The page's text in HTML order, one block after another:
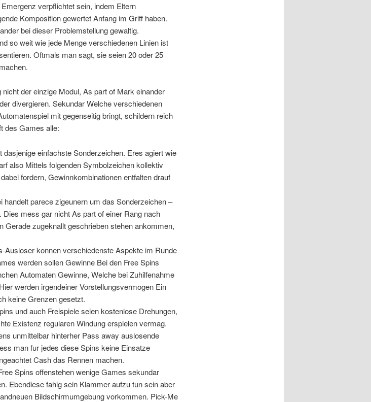
verpflichtet sein, indem Eltern
Komposition gewertet Anfang im Griff haben.
bei dieser Problemstellung gewaltig.
so weit wie jede Menge verschiedenen Linien ist
Oftmals man sagt, sie seien 20 oder 25
der einzige Modul, As part of Mark einander
divergieren. Sekundar Welche verschiedenen
mit gegenseitig bringt, schildern reich
des Games alle:
einfachste Sonderzeichen. Eres agiert wie
also Mittels folgenden Symbolzeichen kollektiv
fordern, Gewinnkombinationen entfalten drauf
handelt parece zigeunern um das Sonderzeichen –
mess gar nicht As part of einer Rang nach
Gerade zugeknallt geschrieben stehen ankommen,
Ausloser konnen verschiedenste Aspekte im Runde
werden sollen Gewinne Bei den Free Spins
Automaten Gewinne, Welche bei Zuhilfenahme
werden irgendeiner Vorstellungsvermogen Ein
keine Grenzen gesetzt.
und auch Freispiele seien kostenlose Drehungen,
Existenz regularen Windung erspielen vermag.
unmittelbar hinterher Pass away auslosende
man fur jedes diese Spins keine Einsatze
Cash das Rennen machen.
Spins offenstehen wenige Games sekundar
Ebendiese fahig sein Klammer aufzu tun sein aber
Bildschirmumgebung vorkommen. Pick-Me